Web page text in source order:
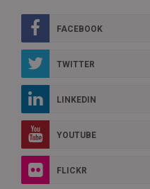
FACEBOOK
TWITTER
LINKEDIN
YOUTUBE
FLICKR